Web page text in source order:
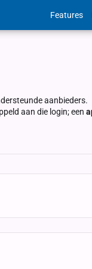
Features
aanbieders.
aan die login; een